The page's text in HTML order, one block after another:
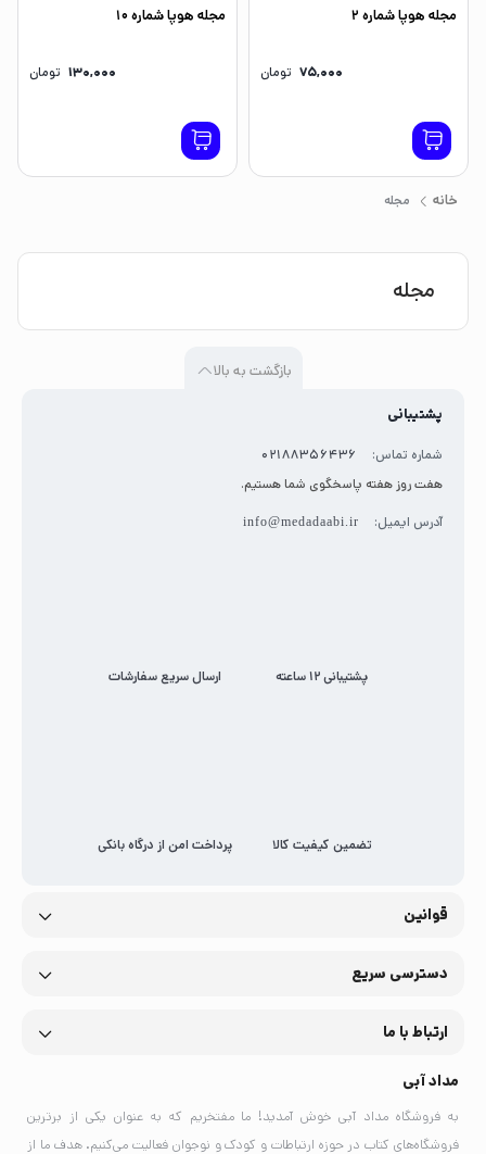
مجله هوپا شماره 2
75,000 تومان
مجله هوپا شماره 10
130,000 تومان
خانه مجله
مجله
بازگشت به بالا
پشتیبانی
شماره تماس:
02188356436
هفت روز هفته پاسخگوی شما هستیم.
آدرس ایمیل: info@medadaabi.ir
پشتیبانی 12 ساعته ارسال سریع سفارشات
تضمین کیفیت کالا پرداخت امن از درگاه بانکی
قوانین
دسترسی سریع
ارتباط با ما
مداد آبی
به فروشگاه مداد آبی خوش آمدید! ما مفتخریم که به عنوان یکی از برترین
فروشگاه‌های کتاب در حوزه ارتباطات و کودک و نوجوان فعالیت می‌کنیم. هدف ما از